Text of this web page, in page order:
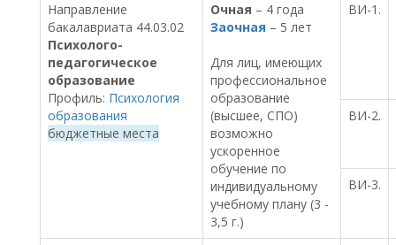
Направление
бакалавриата 44.03.02
Психолого-
педагогическое
образование
Профиль: Психология
образования
бюджетные места
Очная – 4 года
Заочная – 5 лет
Для лиц, имеющих
профессиональное
образование
(высшее, СПО)
возможно
ускоренное
обучение по
индивидуальному
учебному плану (3 -
3,5 г.)
ВИ-1.
ВИ-2.
ВИ-3.